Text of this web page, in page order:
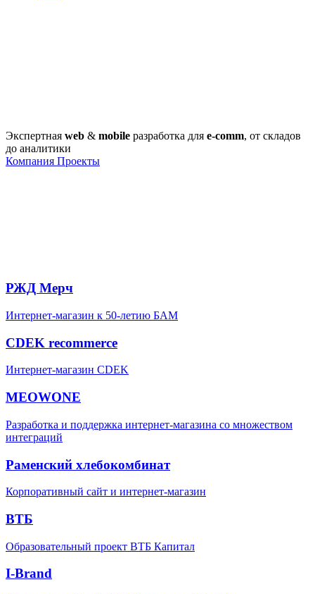
Экспертная web & mobile разработка для e-comm, от складов
до аналитики
Компания Проекты
РЖД Мерч
Интернет-магазин к 50-летию БАМ
CDEK recommerce
Интернет-магазин CDEK
MEOWONE
Разработка и поддержка интернет-магазина со множеством
интеграций
Раменский хлебокомбинат
Корпоративный сайт и интернет-магазин
ВТБ
Образовательный проект ВТБ Капитал
I-Brand